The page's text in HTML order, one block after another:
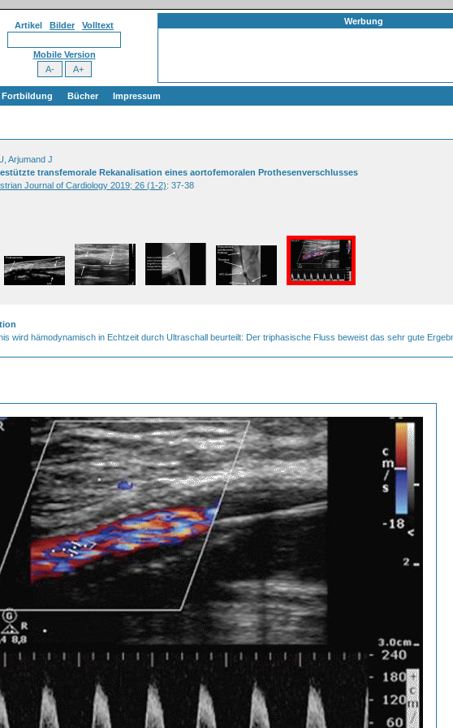
Artikel Bilder Volltext
Mobile Version
Werbung
Fortbildung Bücher Impressum
Arjumand J
transfemorale Rekanalisation eines aortofemoralen Prothesenverschlusses
Journal of Cardiology 2019; 26 (1-2): 37-38
wird hämodynamisch in Echtzeit durch Ultraschall beurteilt: Der triphasische Fluss beweist das sehr gute